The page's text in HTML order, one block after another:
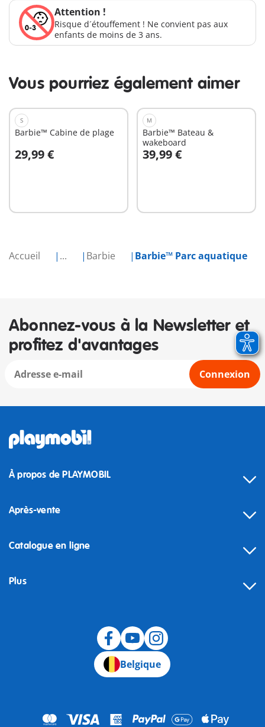
Accueil ... Barbie Barbie™ Parc aquatique
Attention !
Risque d´étouffement ! Ne convient pas aux
enfants de moins de 3 ans.
Vous pourriez également aimer
S
Barbie™ Cabine de plage
29,99 €
Au panier
M
Barbie™ Bateau &
wakeboard
39,99 €
Au panier
Abonnez-vous à la Newsletter et
profitez d'avantages
Connexion
À propos de PLAYMOBIL
Après-vente
Catalogue en ligne
Plus
Belgique